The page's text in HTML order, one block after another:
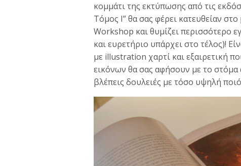
κομμάτι της εκτύπωσης από τις
Τόμος I” θα σας φέρει κατευθείαν
Workshop και θυμίζει περισσότερο
και ευρετήριο υπάρχει στο τέλος)!
με illustration χαρτί και εξαιρετική
εικόνων θα σας αφήσουν με το στόμα
βλέπεις δουλειές με τόσο υψηλή